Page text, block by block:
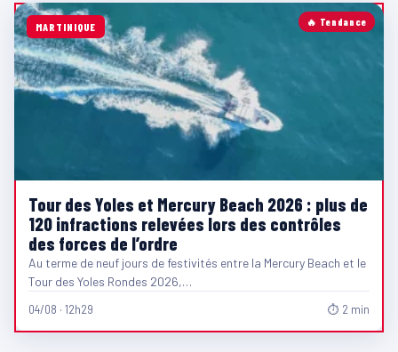
🔥 Tendance
MARTINIQUE
Tour des Yoles et Mercury Beach 2026 : plus de
120 infractions relevées lors des contrôles
des forces de l’ordre
Au terme de neuf jours de festivités entre la Mercury Beach et le
Tour des Yoles Rondes 2026,…
04/08 · 12h29 ⏱ 2 min